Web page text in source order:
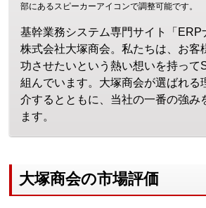
部にあるスピーカーアイコンで調整可能です。
基幹業務システム専門サイト「ERP
株式会社大塚商会。私たちは、お客
功させたいという熱い想いを持って
組んでいます。大塚商会が選ばれる
介するとともに、当社の一番の強み
ます。
大塚商会の市場評価